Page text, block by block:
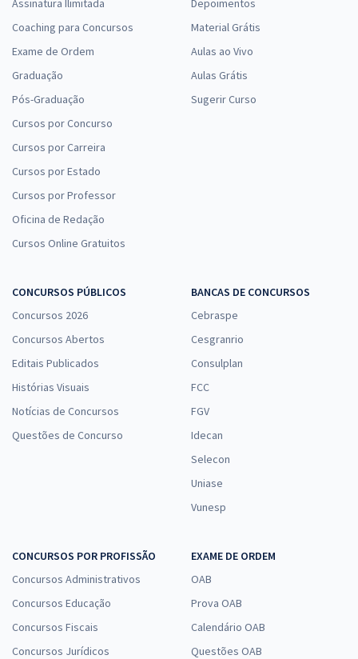
Assinatura Ilimitada
Coaching para Concursos
Exame de Ordem
Graduação
Pós-Graduação
Cursos por Concurso
Cursos por Carreira
Cursos por Estado
Cursos por Professor
Oficina de Redação
Cursos Online Gratuitos
Depoimentos
Material Grátis
Aulas ao Vivo
Aulas Grátis
Sugerir Curso
CONCURSOS PÚBLICOS
Concursos 2026
Concursos Abertos
Editais Publicados
Histórias Visuais
Notícias de Concursos
Questões de Concurso
BANCAS DE CONCURSOS
Cebraspe
Cesgranrio
Consulplan
FCC
FGV
Idecan
Selecon
Uniase
Vunesp
CONCURSOS POR PROFISSÃO
Concursos Administrativos
Concursos Educação
Concursos Fiscais
Concursos Jurídicos
EXAME DE ORDEM
OAB
Prova OAB
Calendário OAB
Questões OAB